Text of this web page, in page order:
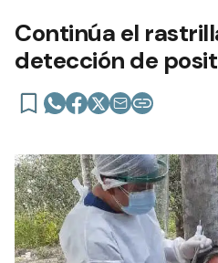
Continúa el
detección de